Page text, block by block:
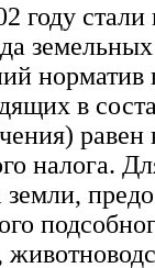
году
земельных
в
налога.